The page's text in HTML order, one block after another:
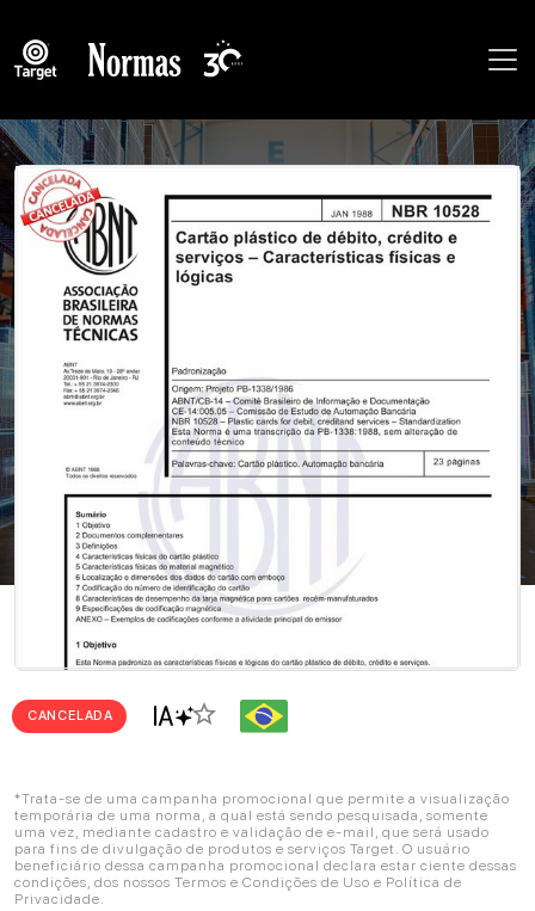
CANCELADA star_border
*Trata-se de uma campanha promocional que permite a visualização
temporária de uma norma, a qual está sendo pesquisada, somente
uma vez, mediante cadastro e validação de e-mail, que será usado
para fins de divulgação de produtos e serviços Target. O usuário
beneficiário dessa campanha promocional declara estar ciente dessas
condições, dos nossos Termos e Condições de Uso e Política de
Privacidade.